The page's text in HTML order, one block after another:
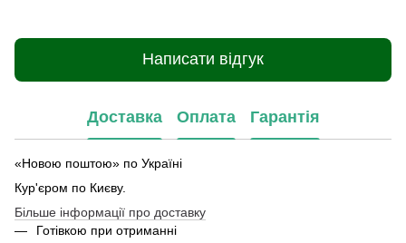
Написати відгук
Доставка Оплата Гарантія
«Новою поштою» по Україні
Кур'єром по Києву.
Більше інформації про доставку
Готівкою при отриманні